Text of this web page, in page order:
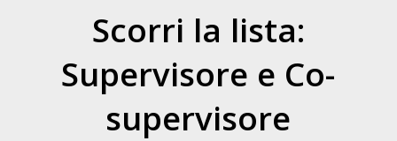
Scorri la lista:
Supervisore e Co-
supervisore